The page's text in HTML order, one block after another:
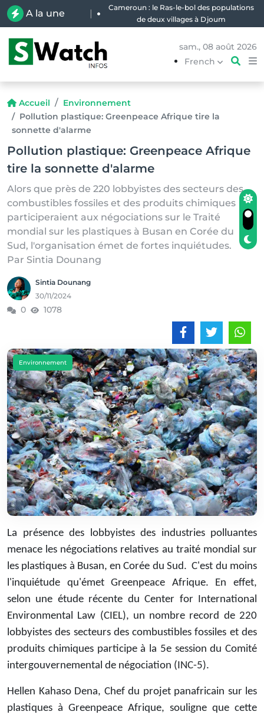
A la une |
Cameroun : le Ras-le-bol des populations
de deux villages à Djoum
sam., 08 août 2026
French
Accueil
Environnement
Pollution plastique: Greenpeace Afrique tire la
sonnette d'alarme
Pollution plastique: Greenpeace Afrique
tire la sonnette d'alarme
Alors que près de 220 lobbyistes des secteurs des
combustibles fossiles et des produits chimiques
participeraient aux négociations sur le Traité
mondial sur les plastiques à Busan en Corée du
Sud, l'organisation émet de fortes inquiétudes.
Par Sintia Dounang
Sintia Dounang
30/11/2024
0 1078
Environnement
La présence des lobbyistes des industries polluantes
menace les négociations relatives au traité mondial sur
les plastiques à Busan, en Corée du Sud. C'est du moins
l'inquiétude qu'émet Greenpeace Afrique. En effet,
selon une étude récente du Center for International
Environmental Law (CIEL), un nombre record de 220
lobbyistes des secteurs des combustibles fossiles et des
produits chimiques participe à la 5e session du Comité
intergouvernemental de négociation (INC-5).
Hellen Kahaso Dena, Chef du projet panafricain sur les
plastiques à Greenpeace Afrique, souligne que cette